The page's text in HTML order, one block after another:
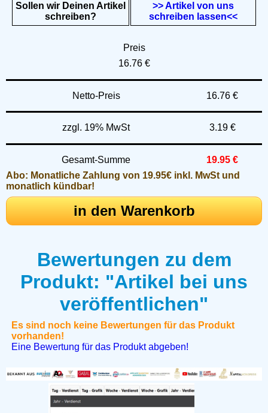
Sollen wir Deinen Artikel
schreiben?
>> Artikel von uns
schreiben lassen<<
Preis
16.76 €
Netto-Preis 16.76 €
zzgl. 19% MwSt 3.19 €
Gesamt-Summe
19.95 €
Abo: Monatliche Zahlung von 19.95€ inkl. MwSt und
monatlich kündbar!
in den Warenkorb
Bewertungen zu dem
Produkt: "Artikel bei uns
veröffentlichen"
Es sind noch keine Bewertungen für das Produkt
vorhanden!
Eine Bewertung für das Produkt abgeben!